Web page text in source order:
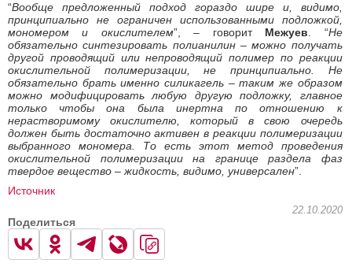
“Вообще предложенный подход гораздо шире и, видимо,
принципиально не ограничен использованными подложкой,
мономером и окислителем”, – говорит Межуев . “Не
обязательно синтезировать полианилин – можно получать
другой проводящий или непроводящий полимер по реакции
окислительной полимеризации, не принципиально. Не
обязательно брать именно силикагель – таким же образом
можно модифицировать любую другую подложку, главное
только чтобы она была инертна по отношению к
нерастворимому окислителю, который в свою очередь
должен быть достаточно активен в реакции полимеризации
выбранного мономера. То есть этот метод проведения
окислительной полимеризации на границе раздела фаз
твердое вещество – жидкость, видимо, универсален”.
Источник
22.10.2020
Поделиться